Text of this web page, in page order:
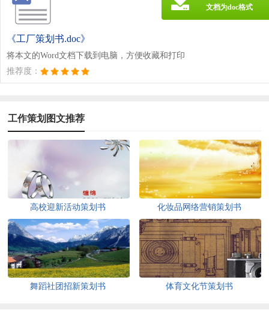
《工厂策划书.doc》
将本文的Word文档下载到电脑，方便收藏和打印
推荐度：
文档为doc格式
工作策划图文推荐
高校迎新活动策划书 化妆品网络营销策划书
舞蹈社团招新策划书 体育文化节策划书